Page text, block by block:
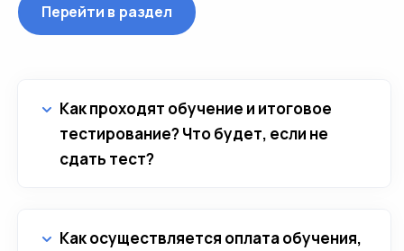
Перейти в раздел
Как проходят обучение и итоговое
тестирование? Что будет, если не
сдать тест?
Как осуществляется оплата обучения,